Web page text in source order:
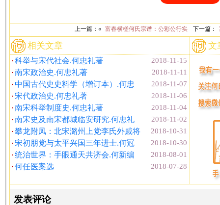
上一篇：« 富春横槎何氏宗谱：公彩公行实 下一篇：
相关文章
2018-11-15
科举与宋代社会.何忠礼著
2018-11-11
南宋政治史.何忠礼著
2018-11-07
中国古代史史料学（增订本）.何忠
2018-11-06
宋代政治史.何忠礼著
2018-11-04
南宋科举制度史.何忠礼著
2018-11-02
南宋史及南宋都城临安研究.何忠礼
2018-10-31
攀龙附凤：北宋潞州上党李氏外戚将
2018-10-30
宋初朋党与太平兴国三年进士.何冠
2018-08-01
统治世界：手眼通天共济会.何新编
2018-07-28
何任医案选
文
发表评论